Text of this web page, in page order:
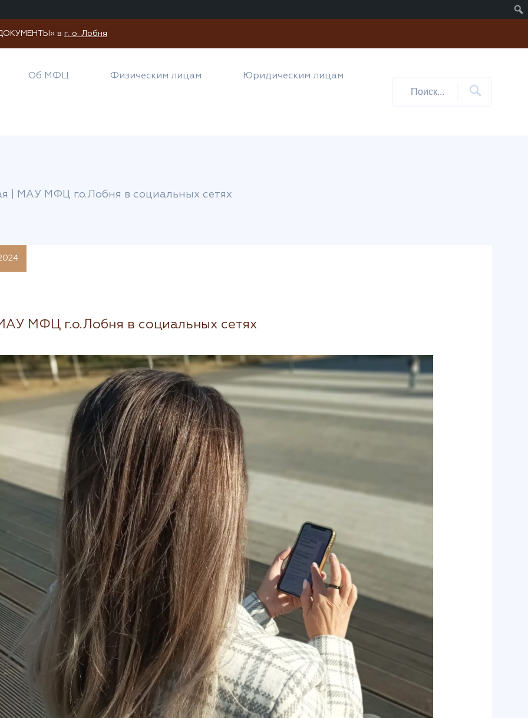
ДОКУМЕНТЫ» в г. о. Лобня
Об МФЦ Физическим лицам Юридическим лицам
МАУ МФЦ г.о.Лобня в социальных сетях
МФЦ г.о.Лобня в социальных сетях